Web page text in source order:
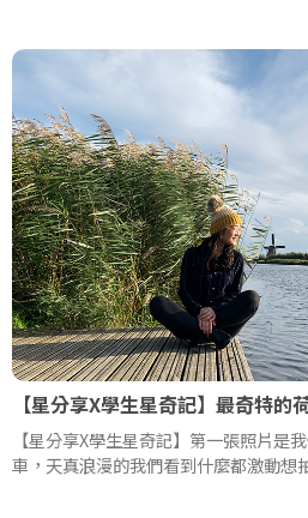
【星分享X學生星奇記】最奇特的
【星分享X學生星奇記】第一張照片是
車，天真浪漫的我們看到什麼都激動想